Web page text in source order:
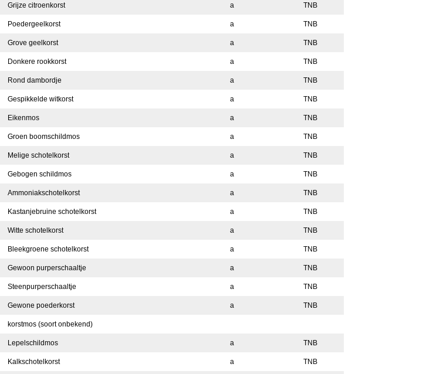
Grijze citroenkorst a TNB
Poedergeelkorst a TNB
Grove geelkorst a TNB
Donkere rookkorst a TNB
Rond dambordje a TNB
Gespikkelde witkorst a TNB
Eikenmos a TNB
Groen boomschildmos a TNB
Melige schotelkorst a TNB
Gebogen schildmos a TNB
Ammoniakschotelkorst a TNB
Kastanjebruine schotelkorst a TNB
Witte schotelkorst a TNB
Bleekgroene schotelkorst a TNB
Gewoon purperschaaltje a TNB
Steenpurperschaaltje a TNB
Gewone poederkorst a TNB
korstmos (soort onbekend)
Lepelschildmos a TNB
Kalkschotelkorst a TNB